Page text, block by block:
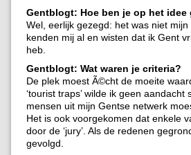
Gentblogt: Hoe ben je op het
Wel, eerlijk gezegd: het was niet
kenden mij al en wisten dat ik Gent
heb.
Gentblogt: Wat waren je criteria?
De plek moest Ã©cht de moeite
‘tourist traps’ wilde ik geen
mensen uit mijn Gentse netwerk
Het is ook voorgekomen dat enkele
door de ‘jury’. Als de redenen
gevolgd.